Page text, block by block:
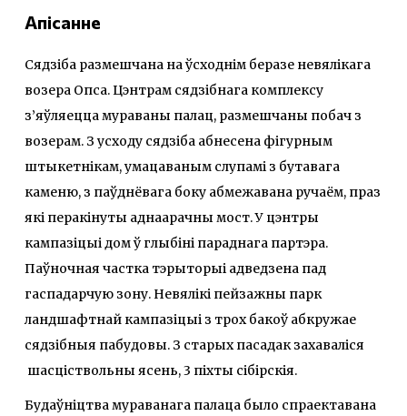
Апісанне
Сядзіба размешчана на ўсходнім беразе невялікага
возера Опса. Цэнтрам сядзібнага комплексу
з’яўляецца мураваны палац, размешчаны побач з
возерам. З усходу сядзіба абнесена фігурным
штыкетнікам, умацаваным слупамі з бутавага
каменю, з паўднёвага боку абмежавана ручаём, праз
які перакінуты аднаарачны мост. У цэнтры
кампазіцыі дом ў глыбіні параднага партэра.
Паўночная частка тэрыторыі адведзена пад
гаспадарчую зону. Невялікі пейзажны парк
ландшафтнай кампазіцыі з трох бакоў абкружае
сядзібныя пабудовы. З старых пасадак захаваліся
шасціствольны ясень, 3 піхты сібірскія.
Будаўніцтва мураванага палаца было спраектавана